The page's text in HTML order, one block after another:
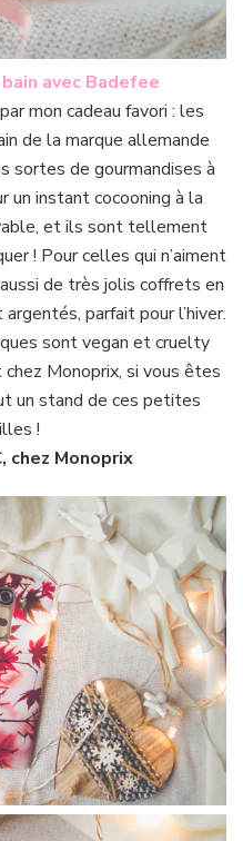
avec Badefee
mon cadeau favori : les
de la marque allemande
sortes de gourmandises à
un instant cocooning à la
et ils sont tellement
! Pour celles qui n’aiment
de très jolis coffrets en
parfait pour l’hiver.
sont vegan et cruelty
Monoprix, si vous êtes
un stand de ces petites
!
chez Monoprix